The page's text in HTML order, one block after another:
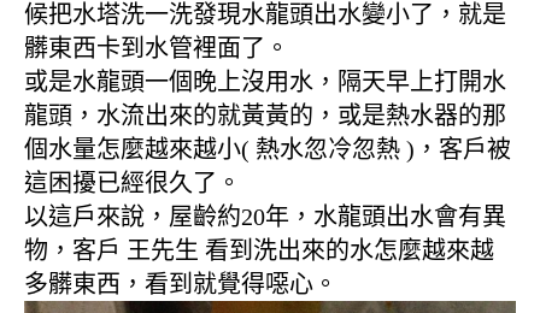
候把水塔洗一洗發現水龍頭出水變小了，就是
髒東西卡到水管裡面了。
或是水龍頭一個晚上沒用水，隔天早上打開水
龍頭，水流出來的就黃黃的，或是熱水器的那
個水量怎麼越來越小( 熱水忽冷忽熱 )，客戶被
這困擾已經很久了。
以這戶來說，屋齡約20年，水龍頭出水會有異
物，客戶 王先生 看到洗出來的水怎麼越來越
多髒東西，看到就覺得噁心。